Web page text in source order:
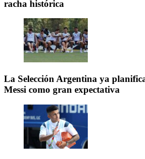
racha histórica
La Selección Argentina ya
Messi como gran expectativa